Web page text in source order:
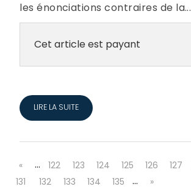
les énonciations contraires de la...
Cet article est payant
LIRE LA SUITE
« … 122 123 124 125 126 127
131
132 133 134 135 … »